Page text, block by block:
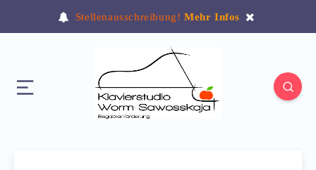
Stellenausschreibung!Mehr Infos